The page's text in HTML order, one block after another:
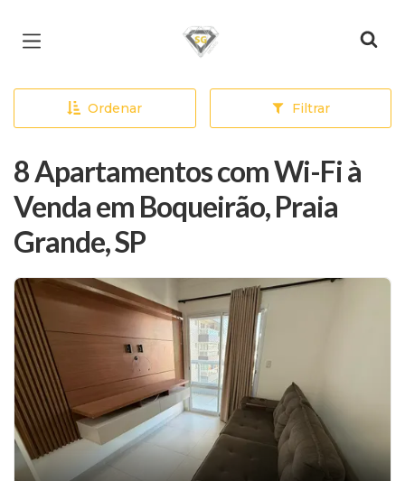
Página inicial
Ordenar Filtrar
8 Apartamentos com Wi-Fi à
Venda em Boqueirão, Praia
Grande, SP